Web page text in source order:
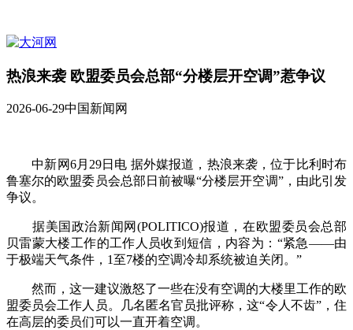
热浪来袭 欧盟委员会总部“分楼层开空调”惹争议
2026-06-29中国新闻网
中新网6月29日电 据外媒报道，热浪来袭，位于比利时布
鲁塞尔的欧盟委员会总部日前被曝“分楼层开空调”，由此引发
争议。
据美国政治新闻网(POLITICO)报道，在欧盟委员会总部
贝雷蒙大楼工作的工作人员收到短信，内容为：“紧急——由
于极端天气条件，1至7楼的空调冷却系统被迫关闭。”
然而，这一建议激怒了一些在没有空调的大楼里工作的欧
盟委员会工作人员。几名匿名官员批评称，这“令人不齿”，住
在高层的委员们可以一直开着空调。